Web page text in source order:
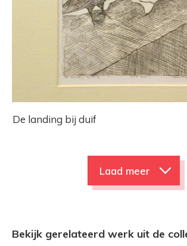
De landing bij duif
Laad meer
Bekijk gerelateerd werk uit de